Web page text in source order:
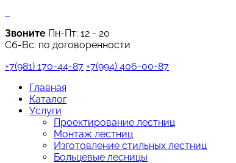
Звоните Пн-Пт: 12 - 20
Сб-Вс: по договоренности
+7(981) 170-44-87 +7(994) 406-00-87
Главная
Каталог
Услуги
Проектирование лестниц
Монтаж лестниц
Изготовление стильных лестниц
Больцевые лесницы